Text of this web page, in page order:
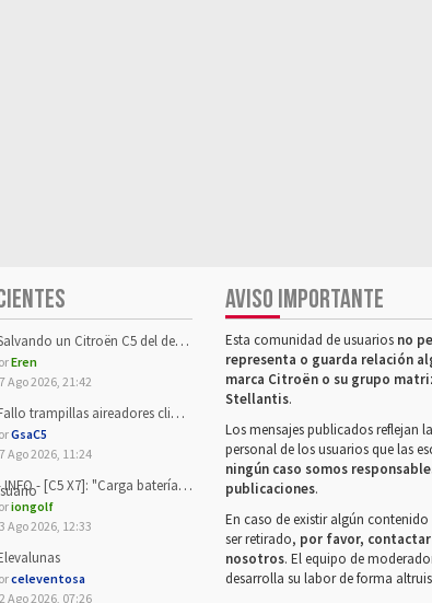
un Citroën C5 del desguace: Presentación y seguimiento
Eren
Ago 2026, 21:42
trampillas aireadores climatizador
GsaC5
Ago 2026, 11:24
- [C5 X7]: "Carga batería o alimentación eléctri...
iongolf
Ago 2026, 12:33
celeventosa
Ago 2026, 07:26
AVISO IMPORTANTE
Esta comunidad de usuarios no
representa o guarda relación
marca Citroën o su grupo
Stellantis.
Los mensajes publicados reflejan
personal de los usuarios que las
ningún caso somos
publicaciones.
En caso de existir algún contenido
ser retirado, por favor,
nosotros. El equipo de
desarrolla su labor de forma